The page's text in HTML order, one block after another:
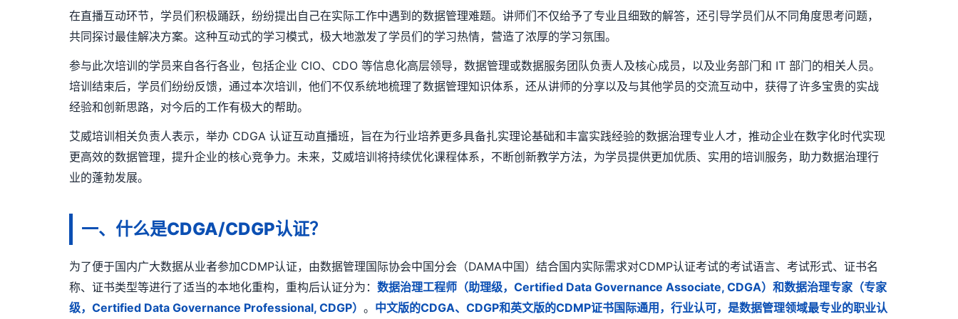
在直播互动环节，学员们积极踊跃，纷纷提出自己在实际工作中遇到的数据管理难题。讲师们不仅给予了专业且细致的解答，还引导学员们从不同角度思考问题，
共同探讨最佳解决方案。这种互动式的学习模式，极大地激发了学员们的学习热情，营造了浓厚的学习氛围。
参与此次培训的学员来自各行各业，包括企业 CIO、CDO 等信息化高层领导，数据管理或数据服务团队负责人及核心成员，以及业务部门和 IT 部门的相关人员。
培训结束后，学员们纷纷反馈，通过本次培训，他们不仅系统地梳理了数据管理知识体系，还从讲师的分享以及与其他学员的交流互动中，获得了许多宝贵的实战
经验和创新思路，对今后的工作有极大的帮助。
艾威培训相关负责人表示，举办 CDGA 认证互动直播班，旨在为行业培养更多具备扎实理论基础和丰富实践经验的数据治理专业人才，推动企业在数字化时代实现
更高效的数据管理，提升企业的核心竞争力。未来，艾威培训将持续优化课程体系，不断创新教学方法，为学员提供更加优质、实用的培训服务，助力数据治理行
业的蓬勃发展。
一、什么是CDGA/CDGP认证？
为了便于国内广大数据从业者参加CDMP认证，由数据管理国际协会中国分会（DAMA中国）结合国内实际需求对CDMP认证考试的考试语言、考试形式、证书名
称、证书类型等进行了适当的本地化重构，重构后认证分为：数据治理工程师（助理级，Certified Data Governance Associate, CDGA）和数据治理专家（专家
级，Certified Data Governance Professional, CDGP）。 中文版的CDGA、CDGP和英文版的CDMP证书国际通用，行业认可，是数据管理领域最专业的职业认